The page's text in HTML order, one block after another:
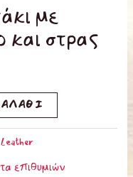
με
και στρας
επιθυμιών